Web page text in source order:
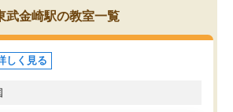
面談の講師の方で決
使用した単語帳の
ちらで出される形
内容でした。それでも明
やる気も出ましたし、苦
くなってきたようなので
武金崎駅の教室一覧
しく見る